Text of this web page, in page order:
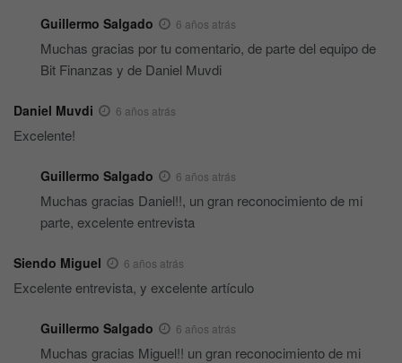
Guillermo Salgado 6 años atrás
Muchas gracias por tu comentario, de parte del equipo de
Bit Finanzas y de Daniel Muvdi
Daniel Muvdi 6 años atrás
Excelente!
Guillermo Salgado 6 años atrás
Muchas gracias Daniel!!, un gran reconocimiento de mi
parte, excelente entrevista
Siendo Miguel 6 años atrás
Excelente entrevista, y excelente artículo
Guillermo Salgado 6 años atrás
Muchas gracias Miguel!! un gran reconocimiento de mi